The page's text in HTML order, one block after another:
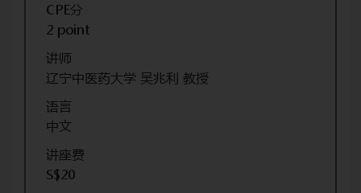
CPE分
2 point
讲师
辽宁中医药大学 吴兆利 教授
语言
中文
讲座费
S$20